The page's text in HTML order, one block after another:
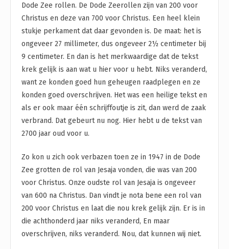
Dode Zee rollen. De Dode Zeerollen zijn van 200 voor
Christus en deze van 700 voor Christus. Een heel klein
stukje perkament dat daar gevonden is. De maat: het is
ongeveer 27 millimeter, dus ongeveer 2½ centimeter bij
9 centimeter. En dan is het merkwaardige dat de tekst
krek gelijk is aan wat u hier voor u hebt. Niks veranderd,
want ze konden goed hun geheugen raadplegen en ze
konden goed overschrijven. Het was een heilige tekst en
als er ook maar één schrijffoutje is zit, dan werd de zaak
verbrand. Dat gebeurt nu nog. Hier hebt u de tekst van
2700 jaar oud voor u.
Zo kon u zich ook verbazen toen ze in 1947 in de Dode
Zee grotten de rol van Jesaja vonden, die was van 200
voor Christus. Onze oudste rol van Jesaja is ongeveer
van 600 na Christus. Dan vindt je nota bene een rol van
200 voor Christus en laat die nou krek gelijk zijn. Er is in
die achthonderd jaar niks veranderd, En maar
overschrijven, niks veranderd. Nou, dat kunnen wij niet.